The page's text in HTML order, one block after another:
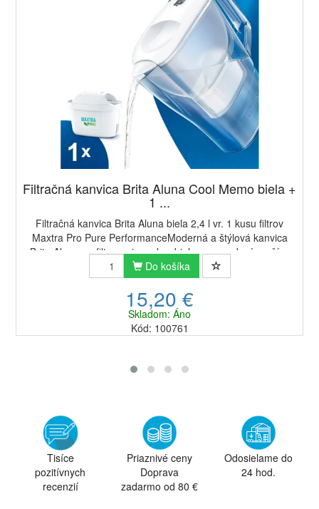
Filtračná kanvica Brita Aluna Cool Memo biela +
1 ...
Filtračná kanvica Brita Aluna biela 2,4 l vr. 1 kusu filtrov
Maxtra Pro Pure PerformanceModerná a štýlová kanvica
Brita Aluna na filtrovanie vody v bielom prevedení využíva
vodný filter Brita Maxtra P...
Do košíka
15,20 €
Skladom: Áno
Kód: 100761
Tisíce
pozitívnych
recenzií
Priaznivé ceny
Doprava
zadarmo od 80 €
Odosielame do
24 hod.